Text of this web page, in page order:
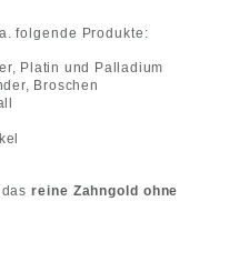
folgende Produkte:
Platin und Palladium
Broschen
dasreine Zahngold ohne